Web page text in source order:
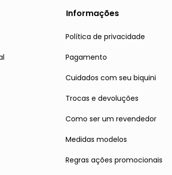
Informações
Política de privacidade
Pagamento
Cuidados com seu biquini
Trocas e devoluções
Como ser um revendedor
Medidas modelos
Regras ações promocionais